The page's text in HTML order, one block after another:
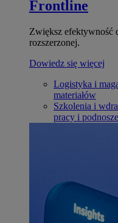
Frontline
Zwiększ efektywność
rozszerzonej.
Dowiedz się więcej
Logistyka i
materiałów
Szkolenia i
pracy i